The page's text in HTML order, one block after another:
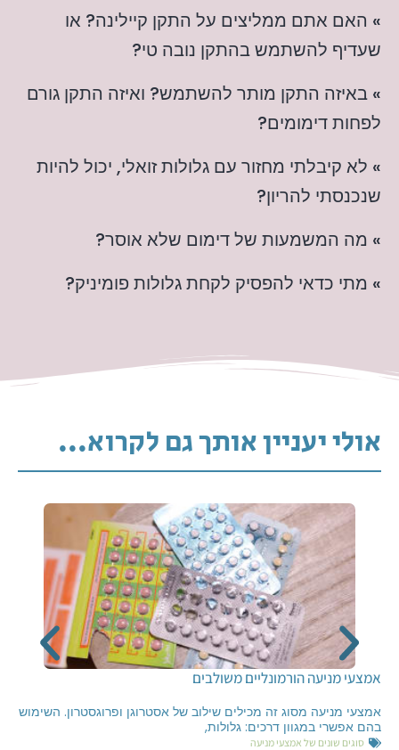
» האם אתם ממליצים על התקן קיילינה? או
שעדיף להשתמש בהתקן נובה טי?
» באיזה התקן מותר להשתמש? ואיזה התקן גורם
לפחות דימומים?
» לא קיבלתי מחזור עם גלולות זואלי, יכול להיות
שנכנסתי להריון?
» מה המשמעות של דימום שלא אוסר?
» מתי כדאי להפסיק לקחת גלולות פומיניק?
אולי יעניין אותך גם לקרוא...
אמצעי מניעה הורמונליים משולבים
אמצעי מניעה מסוג זה מכילים שילוב של אסטרוגן ופרוגסטרון. השימוש
בהם אפשרי במגוון דרכים: גלולות,
סוגים שונים של אמצעי מניעה